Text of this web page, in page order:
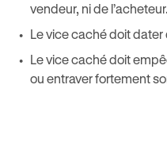
vendeur, ni de l’acheteur.
Le vice caché doit dater
Le vice caché doit
ou entraver fortement